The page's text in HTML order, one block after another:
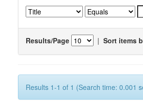
Results/Page | Sort items
Results 1-1 of 1 (Search time: 0.001